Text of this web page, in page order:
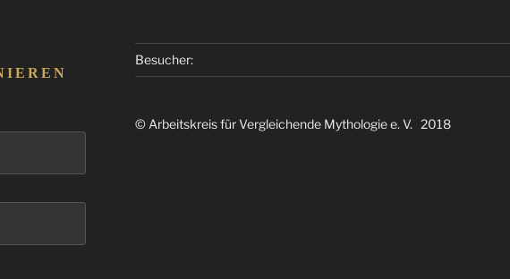
Besucher:
© Arbeitskreis für Vergleichende Mythologie e. V. 2018